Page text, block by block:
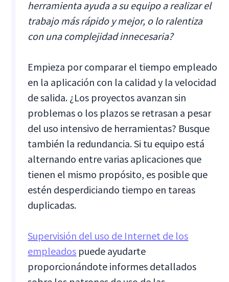
herramienta ayuda a su equipo a realizar el
trabajo más rápido y mejor, o lo ralentiza
con una complejidad innecesaria?
Empieza por comparar el tiempo empleado
en la aplicación con la calidad y la velocidad
de salida. ¿Los proyectos avanzan sin
problemas o los plazos se retrasan a pesar
del uso intensivo de herramientas? Busque
también la redundancia. Si tu equipo está
alternando entre varias aplicaciones que
tienen el mismo propósito, es posible que
estén desperdiciando tiempo en tareas
duplicadas.
Supervisión del uso de Internet de los
empleados puede ayudarte
proporcionándote informes detallados